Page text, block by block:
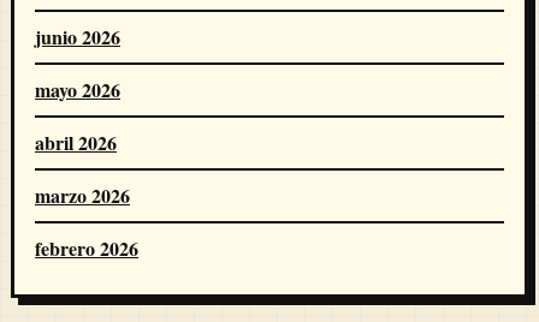
junio 2026
mayo 2026
abril 2026
marzo 2026
febrero 2026